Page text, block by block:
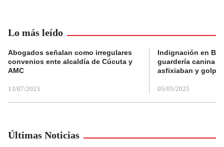
Lo más leído
Abogados señalan como irregulares
convenios ente alcaldía de Cúcuta y
AMC
13/07/2023
Indignación en
guardería canina
asfixiaban y
05/05/2025
Últimas Noticias